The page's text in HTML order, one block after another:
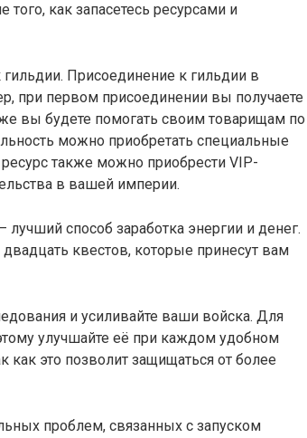
как запасетесь ресурсами и
Присоединение к гильдии в
при первом присоединении вы получаете
вы будете помогать своим товарищам по
можно приобретать специальные
также можно приобрести VIP-
в вашей империи.
способ заработка энергии и денег.
квестов, которые принесут вам
и усиливайте ваши войска. Для
улучшайте её при каждом удобном
как это позволит защищаться от более
проблем, связанных с запуском